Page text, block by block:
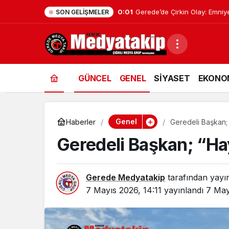
SON GELIŞMELER 0:01 Geredeli Tanınmış
GÜNCEL GENEL SİYASET
Haberler Genel Geredeli
Geredeli Başkan;
Gerede Medyatakip tarafından
7 Mayıs 2026, 14:11 yayınlandı 7